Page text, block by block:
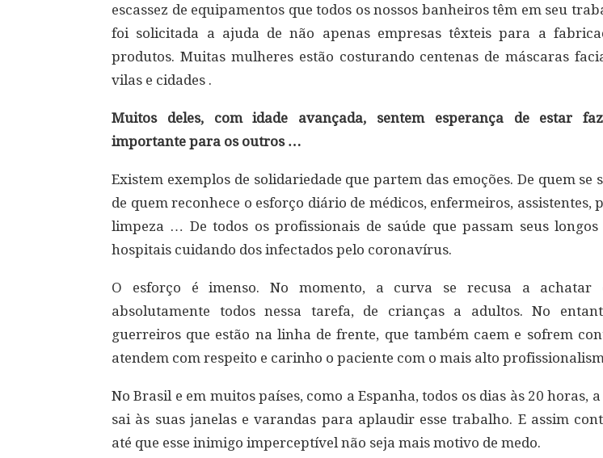
escassez de equipamentos que todos os nossos banheiros têm em seu
foi solicitada a ajuda de não apenas empresas têxteis para a
produtos. Muitas mulheres estão costurando centenas de máscaras
vilas e cidades .
Muitos deles, com idade avançada, sentem esperança de estar
importante para os outros …
Existem exemplos de solidariedade que partem das emoções. De quem se
de quem reconhece o esforço diário de médicos, enfermeiros, assistentes,
limpeza … De todos os profissionais de saúde que passam seus
hospitais cuidando dos infectados pelo coronavírus.
O esforço é imenso. No momento, a curva se recusa a achatar
absolutamente todos nessa tarefa, de crianças a adultos. No
guerreiros que estão na linha de frente, que também caem e sofrem
atendem com respeito e carinho o paciente com o mais alto
No Brasil e em muitos países, como a Espanha, todos os dias às 20 horas,
sai às suas janelas e varandas para aplaudir esse trabalho. E assim
até que esse inimigo imperceptível não seja mais motivo de medo.